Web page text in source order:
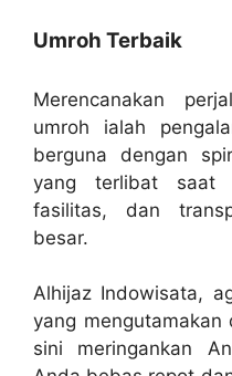
Umroh Terbaik
Merencanakan
umroh ialah
berguna dengan
yang terlibat saat
fasilitas, dan
besar.
Alhijaz Indowisata,
yang
sini meringankan